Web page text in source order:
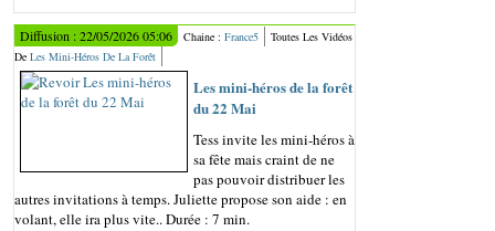
Diffusion : 22/05/2026 05:06 Chaine : France5
Toutes Les Vidéos
De Les Mini-Héros De La Forêt
Les mini-héros de la forêt
du 22 Mai
Tess invite les mini-héros à
sa fête mais craint de ne
pas pouvoir distribuer les
autres invitations à temps. Juliette propose son aide : en
volant, elle ira plus vite.. Durée : 7 min.